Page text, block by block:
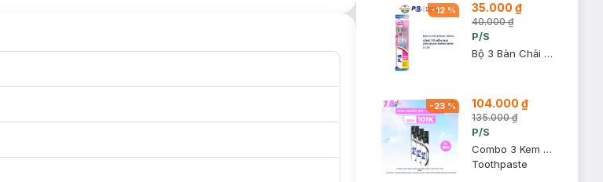
-12 % 35.000 ₫
40.000 ₫
P/S
Bộ 3 Bàn Chải Đánh Răng P/S Lông Tơ Mềm Mại Siêu Mềm (Mới)
-23% 104.000 ₫
135.000 ₫
P/S
Combo 3 Kem Đánh Răng P/S Trắng Răng Than Hoạt Tính 230g
Toothpaste